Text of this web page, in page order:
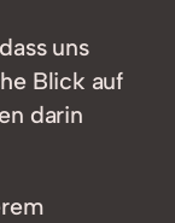
uns
Blick auf
darin